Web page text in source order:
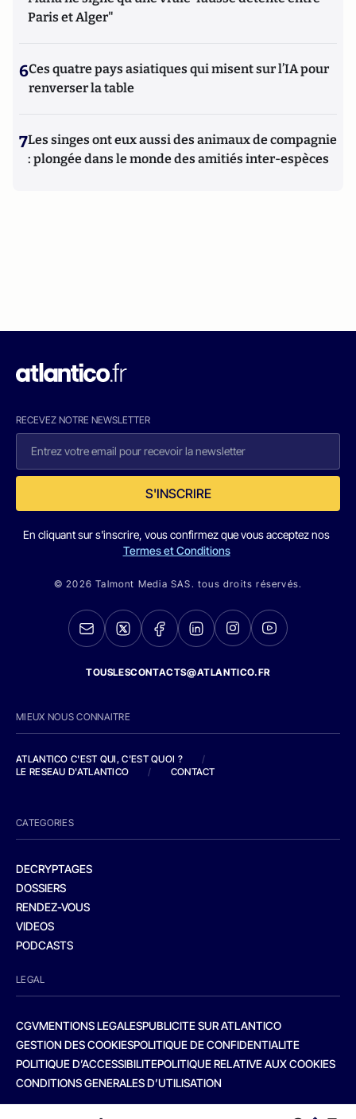
Paris et Alger"
6Ces quatre pays asiatiques qui misent sur l’IA pour
renverser la table
7Les singes ont eux aussi des animaux de compagnie
: plongée dans le monde des amitiés inter-espèces
RECEVEZ NOTRE NEWSLETTER
S'INSCRIRE
En cliquant sur s'inscrire, vous confirmez que vous acceptez nos
Termes et Conditions
© 2026 Talmont Media SAS. tous droits réservés.
TOUSLESCONTACTS@ATLANTICO.FR
MIEUX NOUS CONNAITRE
ATLANTICO C'EST QUI, C'EST QUOI ?
/
LE RESEAU D'ATLANTICO
/ CONTACT
CATEGORIES
DECRYPTAGES
DOSSIERS
RENDEZ-VOUS
VIDEOS
PODCASTS
LEGAL
CGVMENTIONS LEGALESPUBLICITE SUR ATLANTICO
GESTION DES COOKIESPOLITIQUE DE CONFIDENTIALITE
POLITIQUE D’ACCESSIBILITEPOLITIQUE RELATIVE AUX COOKIES
CONDITIONS GENERALES D’UTILISATION